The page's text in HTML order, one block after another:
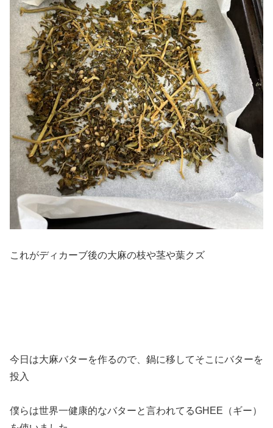
これがディカーブ後の大麻の枝や茎や葉クズ
今日は大麻バターを作るので、鍋に移してそこにバターを
投入
僕らは世界一健康的なバターと言われてるGHEE（ギー）